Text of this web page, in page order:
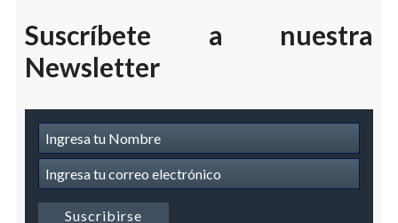
Suscríbete a nuestra
Newsletter
Suscripcion
a
Newsletter
Suscribirse